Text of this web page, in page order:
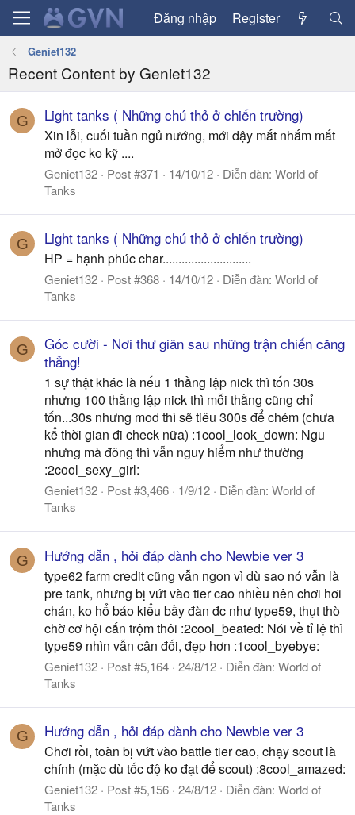
Đăng nhập Register
Geniet132
Recent Content by Geniet132
G Light tanks ( Những chú thỏ ở chiến trường)
Xin lỗi, cuối tuần ngủ nướng, mới dậy mắt nhắm mắt
mở đọc ko kỹ ....
Geniet132 Post #371 14/10/12 Diễn đàn: World of
Tanks
G Light tanks ( Những chú thỏ ở chiến trường)
HP = hạnh phúc char............................
Geniet132 Post #368 14/10/12 Diễn đàn: World of
Tanks
G
Góc cười - Nơi thư giãn sau những trận chiến căng
thẳng!
1 sự thật khác là nếu 1 thằng lập nick thì tốn 30s
nhưng 100 thằng lập nick thì mỗi thằng cũng chỉ
tốn...30s nhưng mod thì sẽ tiêu 300s để chém (chưa
kể thời gian đi check nữa) :1cool_look_down: Ngu
nhưng mà đông thì vẫn nguy hiểm như thường
:2cool_sexy_girl:
Geniet132 Post #3,466 1/9/12 Diễn đàn: World of
Tanks
G Hướng dẫn , hỏi đáp dành cho Newbie ver 3
type62 farm credit cũng vẫn ngon vì dù sao nó vẫn là
pre tank, nhưng bị vứt vào tier cao nhiều nên chơi hơi
chán, ko hổ báo kiểu bầy đàn đc như type59, thụt thò
chờ cơ hội cắn trộm thôi :2cool_beated: Nói về tỉ lệ thì
type59 nhìn vẫn cân đối, đẹp hơn :1cool_byebye:
Geniet132 Post #5,164 24/8/12 Diễn đàn: World of
Tanks
G Hướng dẫn , hỏi đáp dành cho Newbie ver 3
Chơi rồi, toàn bị vứt vào battle tier cao, chạy scout là
chính (mặc dù tốc độ ko đạt để scout) :8cool_amazed:
Geniet132 Post #5,156 24/8/12 Diễn đàn: World of
Tanks